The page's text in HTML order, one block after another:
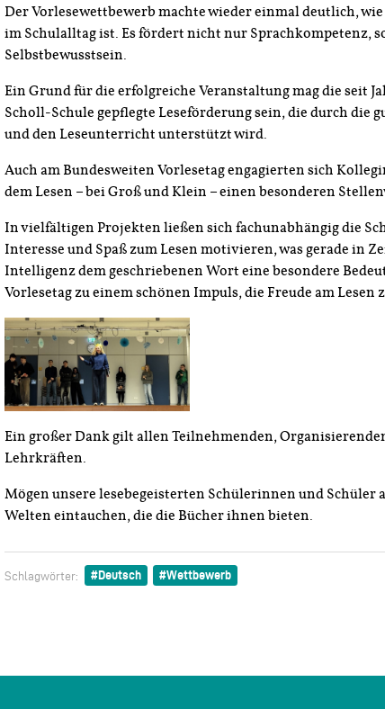
Der Vorlesewettbewerb machte wieder einmal deutlich,
im Schulalltag ist. Es fördert nicht nur Sprachkompetenz,
Selbstbewusstsein.
Ein Grund für die erfolgreiche Veranstaltung mag die seit
Scholl-Schule gepflegte Leseförderung sein, die durch die
und den Leseunterricht unterstützt wird.
Auch am Bundesweiten Vorlesetag engagierten sich
dem Lesen – bei Groß und Klein – einen besonderen
In vielfältigen Projekten ließen sich fachunabhängig die
Interesse und Spaß zum Lesen motivieren, was gerade in
Intelligenz dem geschriebenen Wort eine besondere
Vorlesetag zu einem schönen Impuls, die Freude am Lesen
Ein großer Dank gilt allen Teilnehmenden,
Lehrkräften.
Mögen unsere lesebegeisterten Schülerinnen und Schüler
Welten eintauchen, die die Bücher ihnen bieten.
Schlagwörter: Deutsch Wettbewerb